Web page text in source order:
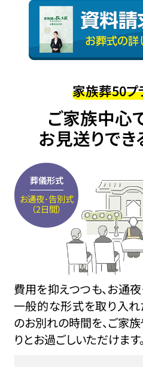
家族葬50プ
ご家族中心
お見送りでき
葬儀形式
お通夜･告別式
（2日間）
費用を抑えつつも、お通
一般的な形式を取り入れ
のお別れの時間を、ご家
りとお過ごしいただけます。